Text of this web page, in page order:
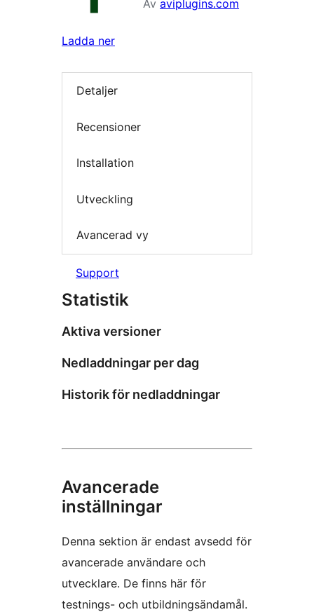
Av aviplugins.com
Ladda ner
Detaljer
Recensioner
Installation
Utveckling
Avancerad vy
Support
Statistik
Aktiva versioner
Nedladdningar per dag
Historik för nedladdningar
Avancerade
inställningar
Denna sektion är endast avsedd för
avancerade användare och
utvecklare. De finns här för
testnings- och utbildningsändamål.